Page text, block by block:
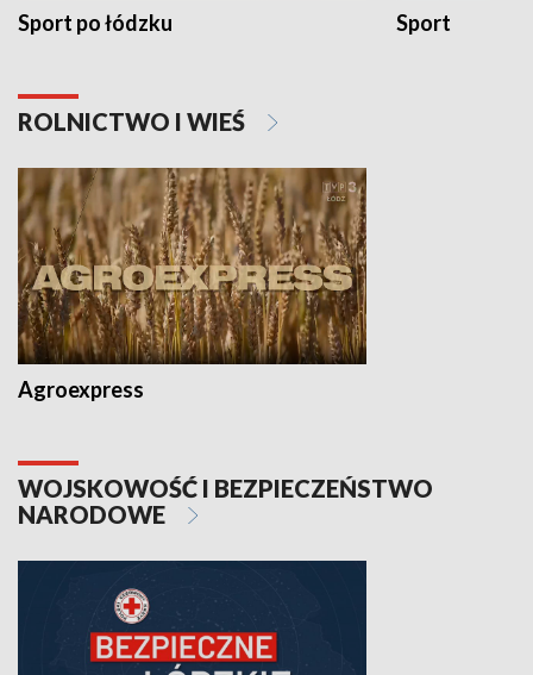
Sport po łódzku Sport
ROLNICTWO I WIEŚ
Agroexpress
WOJSKOWOŚĆ I BEZPIECZEŃSTWO
NARODOWE